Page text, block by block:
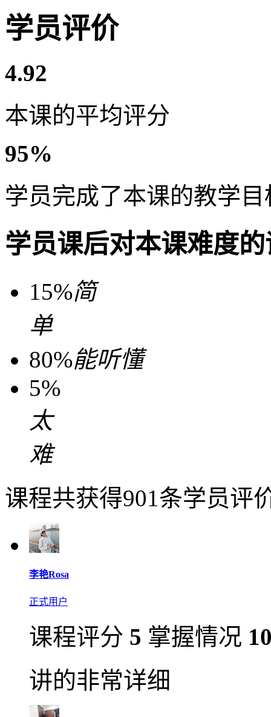
学员评价
4.92
本课的平均评分
95%
学员完成了本课的教学目
学员课后对本课难度
15%简
单
80%能听懂
5%
太
难
课程共获得901条学员评
李艳Rosa
正式用户
课程评分 5 掌握情况
讲的非常详细